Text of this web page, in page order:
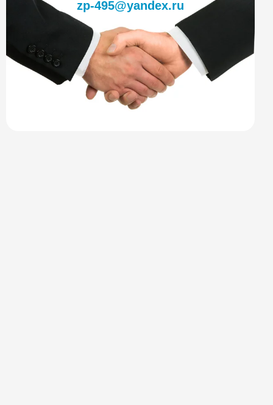
zp-495@yandex.ru